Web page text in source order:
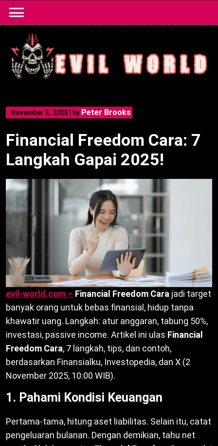
content
November 3, 2025 by Peter Brooks
Financial Freedom Cara: 7
Langkah Gapai 2025!
evil-world.com – Financial Freedom Cara jadi target
banyak orang untuk bebas finansial, hidup tanpa
khawatir uang. Langkah: atur anggaran, tabung 50%,
investasi, passive income. Artikel ini ulas Financial
Freedom Cara, 7 langkah, tips, dan contoh,
berdasarkan Finansialku, Investopedia, dan X (2
November 2025, 10:00 WIB).
1. Pahami Kondisi Keuangan
Pertama-tama, hitung aset liabilitas. Selain itu, catat
pengeluaran bulanan. Dengan demikian, tahu net